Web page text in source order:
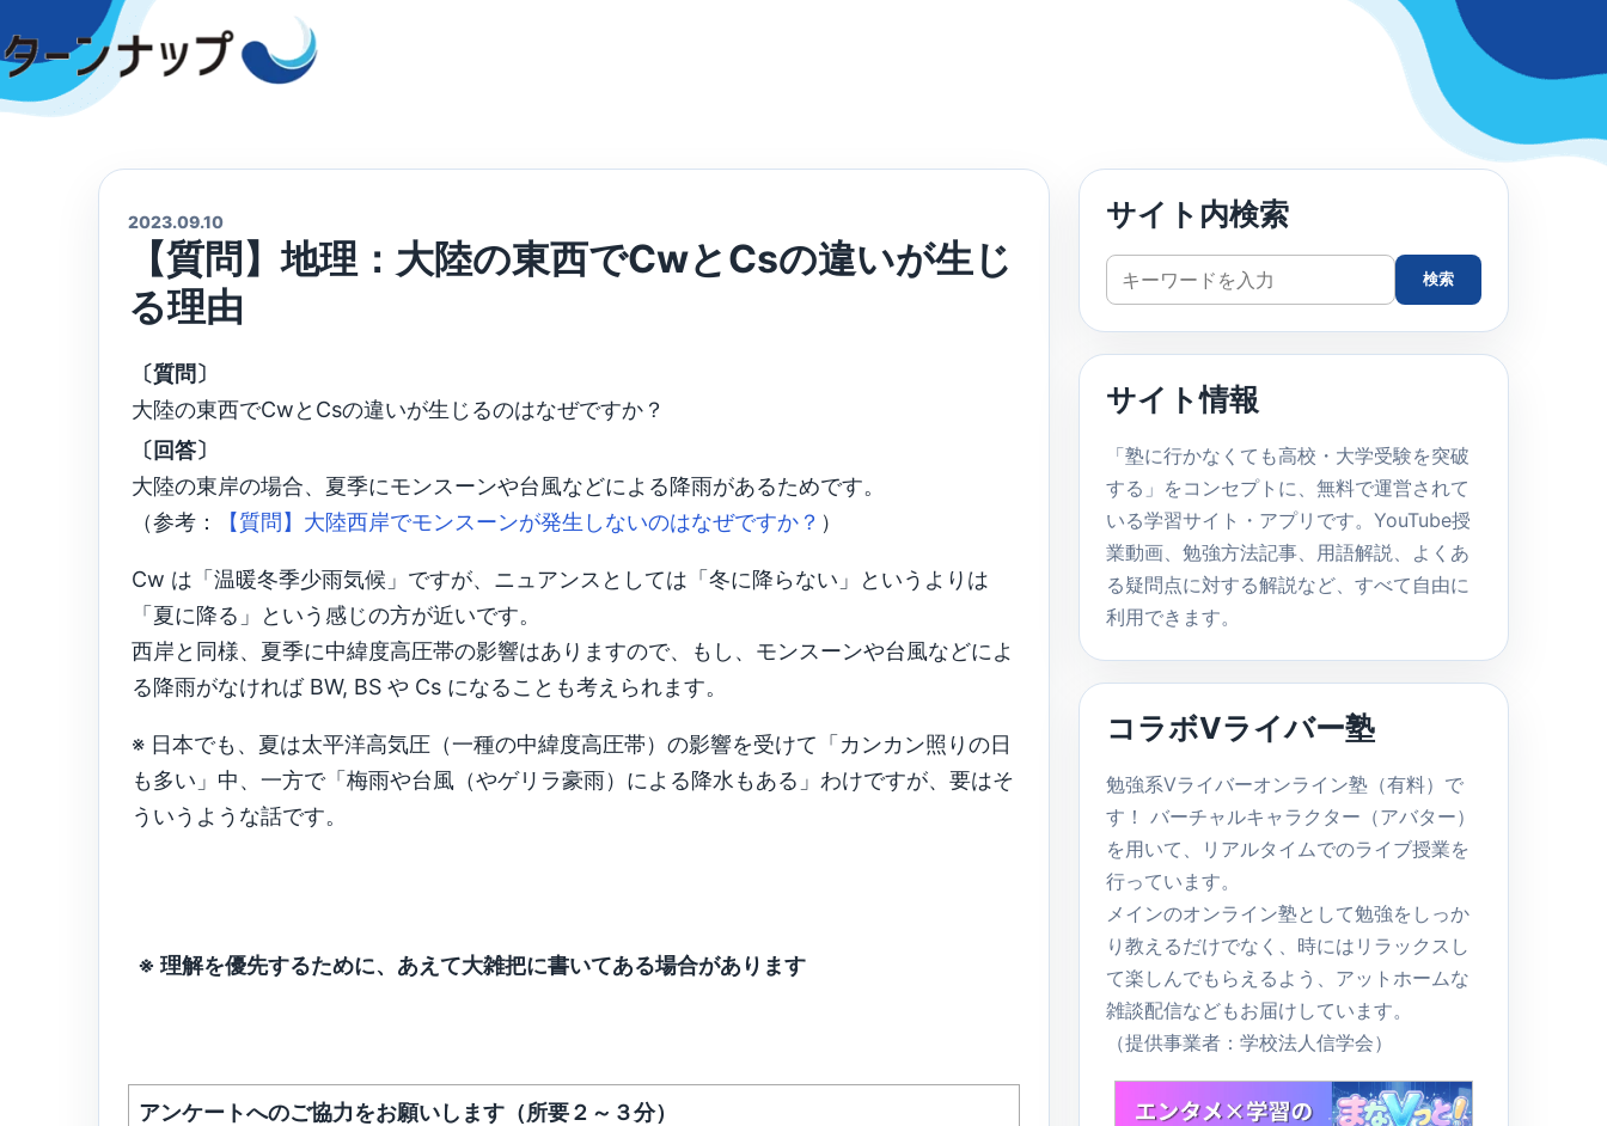
to
content
2023.09.10
【質問】地理：大陸の東西でCwとCsの違いが生じ
る理由
〔質問〕
大陸の東西でCwとCsの違いが生じるのはなぜですか？
〔回答〕
大陸の東岸の場合、夏季にモンスーンや台風などによる降雨があるためです。
（参考：
【質問】大陸西岸でモンスーンが発生しないのはなぜですか？ ）
Cw は「温暖冬季少雨気候」ですが、ニュアンスとしては「冬に降らない」というよりは
「夏に降る」という感じの方が近いです。
西岸と同様、夏季に中緯度高圧帯の影響はありますので、もし、モンスーンや台風などによ
る降雨がなければ BW, BS や Cs になることも考えられます。
※ 日本でも、夏は太平洋高気圧（一種の中緯度高圧帯）の影響を受けて「カンカン照りの日
も多い」中、一方で「梅雨や台風（やゲリラ豪雨）による降水もある」わけですが、要はそ
ういうような話です。
※ 理解を優先するために、あえて大雑把に書いてある場合があります
アンケートへのご協力をお願いします（所要２～３分）
サイト内検索
サ
イ
ト
検
検索
サイト情報
「塾に行かなくても高校・大学受験を突破
する」をコンセプトに、無料で運営されて
いる学習サイト・アプリです。YouTube授
業動画、勉強方法記事、用語解説、よくあ
る疑問点に対する解説など、すべて自由に
利用できます。
コラボVライバー塾
勉強系Vライバーオンライン塾（有料）で
す！ バーチャルキャラクター（アバター）
を用いて、リアルタイムでのライブ授業を
行っています。
メインのオンライン塾として勉強をしっか
り教えるだけでなく、時にはリラックスし
て楽しんでもらえるよう、アットホームな
雑談配信などもお届けしています。
（提供事業者：学校法人信学会）